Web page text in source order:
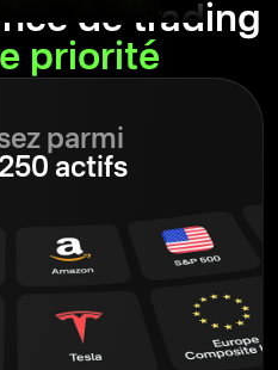
de trading
priorité
parmi
actifs